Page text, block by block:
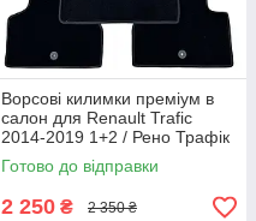
Ворсові килимки преміум в
салон для Renault Trafic
2014-2019 1+2 / Рено Трафік
килимки
Готово до відправки
2 250 ₴ 2 350 ₴